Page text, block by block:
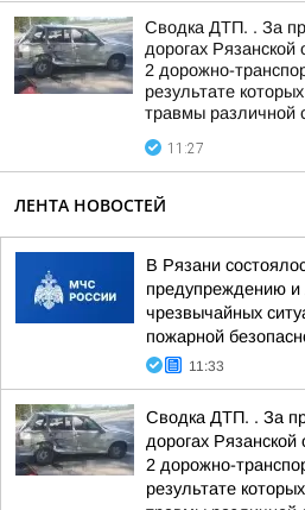
Сводка ДТП. . За
дорогах Рязанской
2 дорожно-
результате
травмы различной
11:27
ЛЕНТА НОВОСТЕЙ
В Рязани
предупреждению и
чрезвычайных
пожарной
11:33
Сводка ДТП. . За
дорогах Рязанской
2 дорожно-
результате